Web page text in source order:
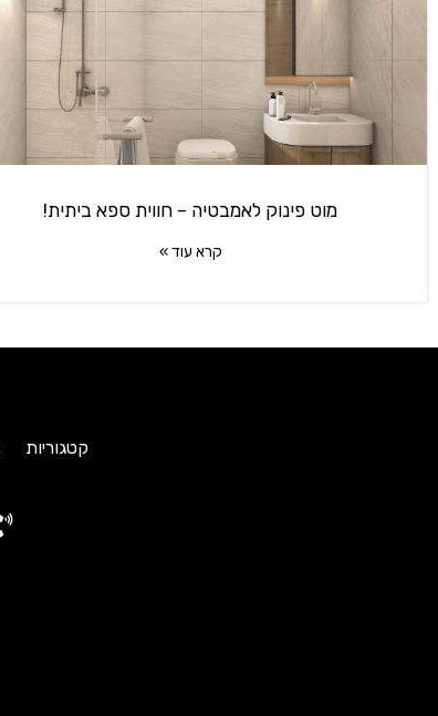
מוט פינוק לאמבטיה – חווית ספא ביתית!
קרא עוד »
קטגוריות